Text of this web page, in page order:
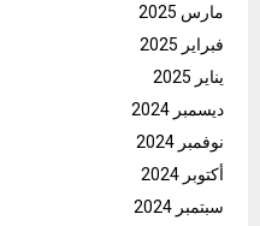
مارس 2025
فبراير 2025
يناير 2025
ديسمبر 2024
نوفمبر 2024
أكتوبر 2024
سبتمبر 2024